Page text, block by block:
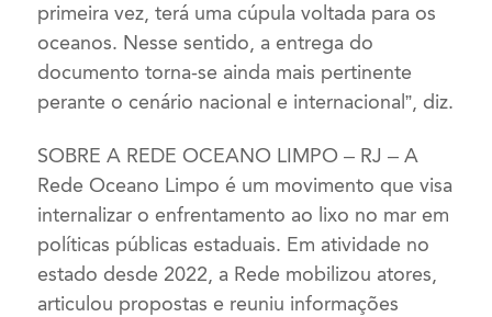
primeira vez, terá uma cúpula voltada para os
oceanos. Nesse sentido, a entrega do
documento torna-se ainda mais pertinente
perante o cenário nacional e internacional”, diz.
SOBRE A REDE OCEANO LIMPO – RJ – A
Rede Oceano Limpo é um movimento que visa
internalizar o enfrentamento ao lixo no mar em
políticas públicas estaduais. Em atividade no
estado desde 2022, a Rede mobilizou atores,
articulou propostas e reuniu informações